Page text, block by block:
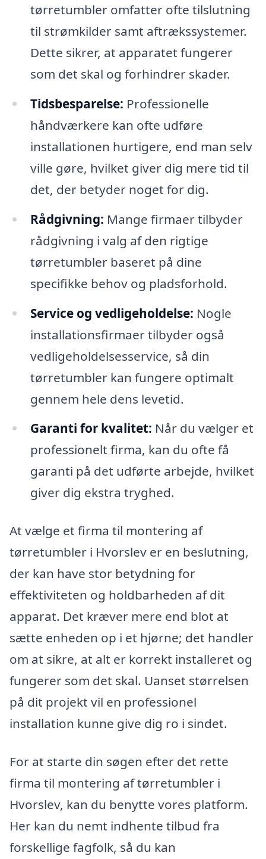
tørretumbler omfatter ofte tilslutning
til strømkilder samt aftrækssystemer.
Dette sikrer, at apparatet fungerer
som det skal og forhindrer skader.
Tidsbesparelse: Professionelle
håndværkere kan ofte udføre
installationen hurtigere, end man selv
ville gøre, hvilket giver dig mere tid til
det, der betyder noget for dig.
Rådgivning: Mange firmaer tilbyder
rådgivning i valg af den rigtige
tørretumbler baseret på dine
specifikke behov og pladsforhold.
Service og vedligeholdelse: Nogle
installationsfirmaer tilbyder også
vedligeholdelsesservice, så din
tørretumbler kan fungere optimalt
gennem hele dens levetid.
Garanti for kvalitet: Når du vælger et
professionelt firma, kan du ofte få
garanti på det udførte arbejde, hvilket
giver dig ekstra tryghed.
At vælge et firma til montering af
tørretumbler i Hvorslev er en beslutning,
der kan have stor betydning for
effektiviteten og holdbarheden af dit
apparat. Det kræver mere end blot at
sætte enheden op i et hjørne; det handler
om at sikre, at alt er korrekt installeret og
fungerer som det skal. Uanset størrelsen
på dit projekt vil en professionel
installation kunne give dig ro i sindet.
For at starte din søgen efter det rette
firma til montering af tørretumbler i
Hvorslev, kan du benytte vores platform.
Her kan du nemt indhente tilbud fra
forskellige fagfolk, så du kan